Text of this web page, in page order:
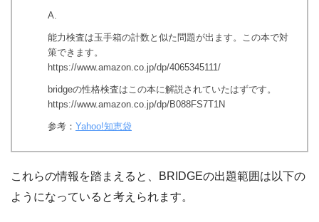
A.
能力検査は玉手箱の計数と似た問題が出ます。この本で対
策できます。
https://www.amazon.co.jp/dp/4065345111/
bridgeの性格検査はこの本に解説されていたはずです。
https://www.amazon.co.jp/dp/B088FS7T1N
参考： Yahoo!知恵袋
これらの情報を踏まえると、BRIDGEの出題範囲は以下の
ようになっていると考えられます。